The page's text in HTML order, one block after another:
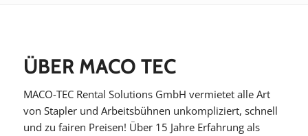
ÜBER MACO TEC
MACO-TEC Rental Solutions GmbH vermietet alle Art
von Stapler und Arbeitsbühnen unkompliziert, schnell
und zu fairen Preisen! Über 15 Jahre Erfahrung als